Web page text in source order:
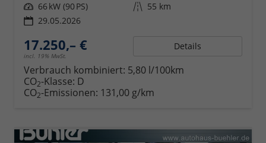
Leistung 66 kW (90 PS) Kilometerstand 55 km
29.05.2026
17.250,– €
incl. 19% MwSt.
Details
Verbrauch kombiniert: 5,80 l/100km
CO2-Klasse: D
CO2-Emissionen: 131,00 g/km